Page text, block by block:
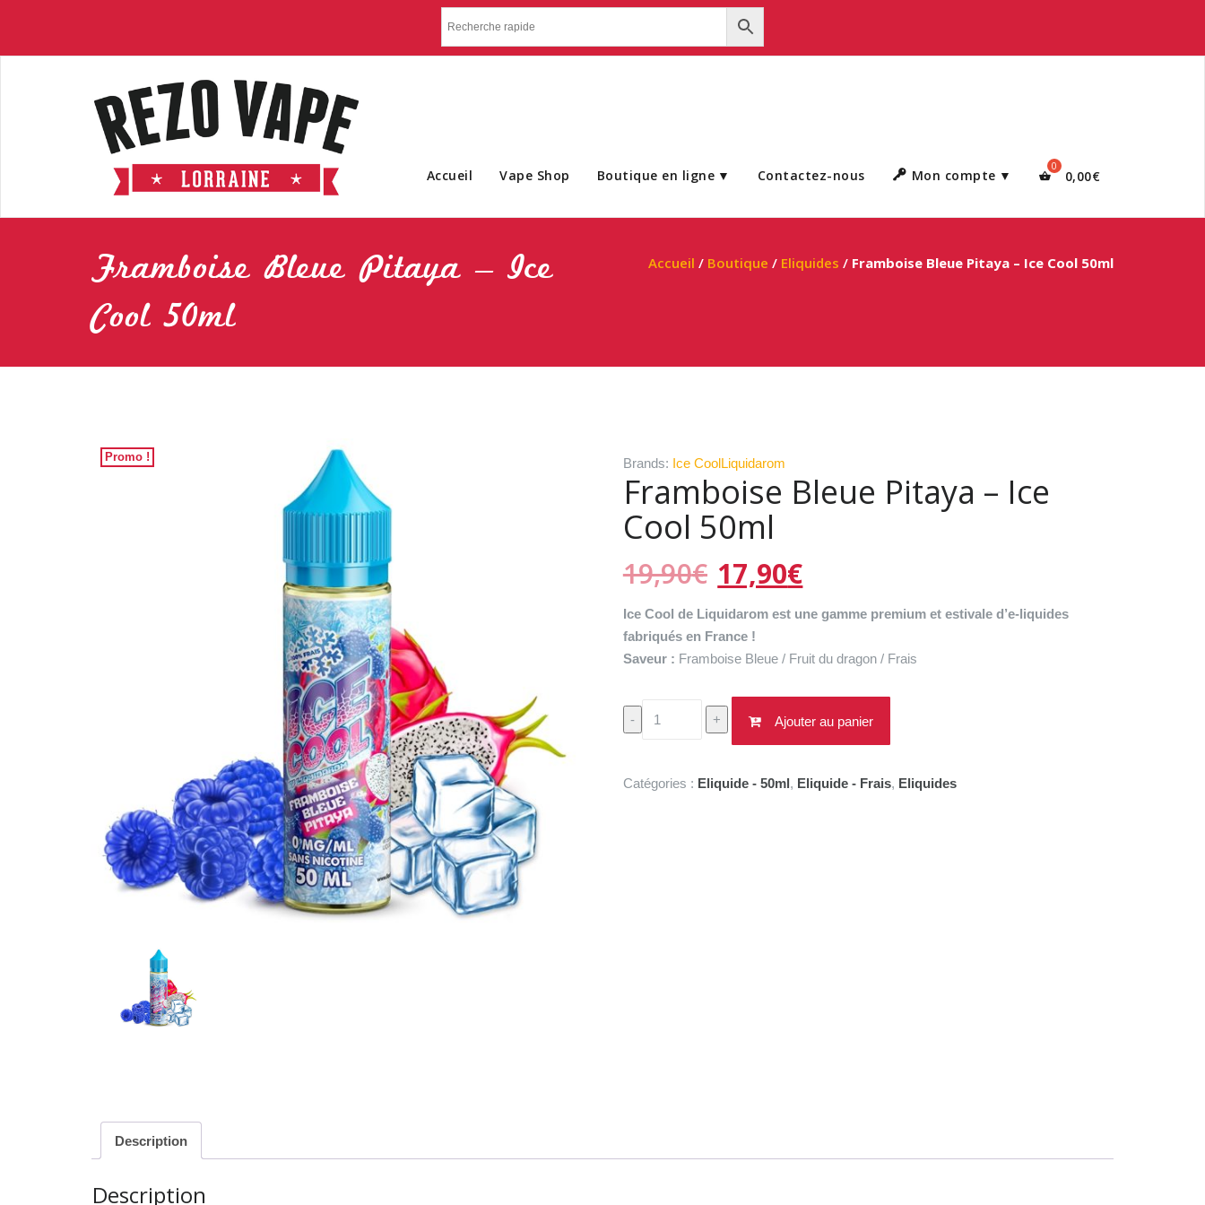
Accueil Vape Shop Boutique en ligne Contactez-nous Mon compte 0,00€
Framboise Bleue Pitaya – Ice
Cool 50ml
Accueil / Boutique / Eliquides / Framboise Bleue Pitaya – Ice Cool 50ml
Promo ! Brands: Ice CoolLiquidarom
Framboise Bleue Pitaya – Ice
Cool 50ml
19,90€ Le
prix
initial
était :
19,90€.
17,90€
actuel
17,90€.
Ice Cool de Liquidarom est une gamme premium et estivale d’e-liquides
fabriqués en France !
Saveur : Framboise Bleue / Fruit du dragon / Frais
-
quantité
de
Bleue
+ Ajouter au panier
Catégories : Eliquide - 50ml, Eliquide - Frais, Eliquides
Description
Description